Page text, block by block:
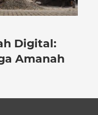
Digital:
Amanah